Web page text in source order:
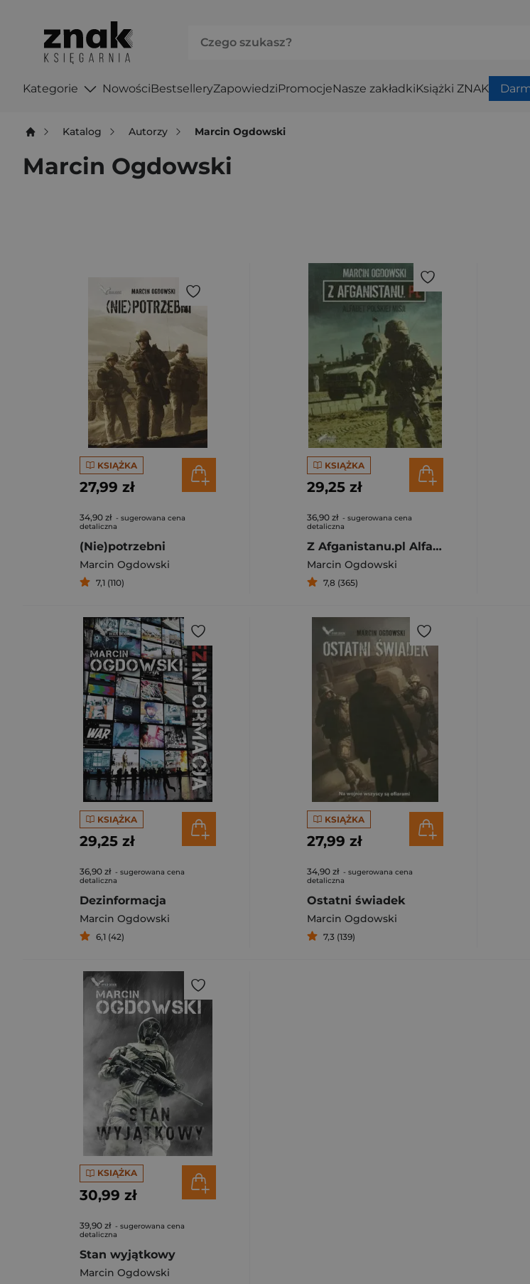
Kategorie NowościBestselleryZapowiedziPromocjeNasze zakładkiKsiążki ZNAK
Katalog Autorzy Marcin Ogdowski
Marcin Ogdowski
KSIĄŻKA
27,99 zł
34,90 zł - sugerowana cena
detaliczna
(Nie)potrzebni
Marcin Ogdowski
7,1 (110)
KSIĄŻKA
29,25 zł
36,90 zł - sugerowana cena
detaliczna
Z Afganistanu.pl Alfabet polskiej misji
Marcin Ogdowski
7,8 (365)
KSIĄŻKA
29,25 zł
36,90 zł - sugerowana cena
detaliczna
Dezinformacja
Marcin Ogdowski
6,1 (42)
KSIĄŻKA
27,99 zł
34,90 zł - sugerowana cena
detaliczna
Ostatni świadek
Marcin Ogdowski
7,3 (139)
KSIĄŻKA
30,99 zł
39,90 zł - sugerowana cena
detaliczna
Stan wyjątkowy
Marcin Ogdowski